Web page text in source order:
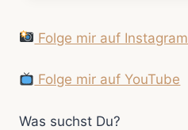
Folge mir auf Instagram
Folge mir auf YouTube
Was suchst Du?